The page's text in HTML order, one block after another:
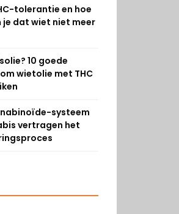
tolerantie en hoe
je dat wiet niet meer
10 goede
wietolie met THC
systeem
vertragen het